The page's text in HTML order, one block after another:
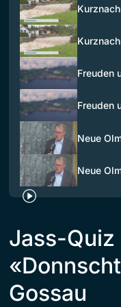
Freuden
Freuden
Neue
Neue
Jass-Quiz
Gossau